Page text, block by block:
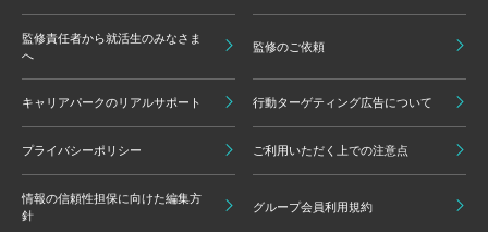
監修責任者から就活生のみなさま
へ
監修のご依頼
キャリアパークのリアルサポート 行動ターゲティング広告について
プライバシーポリシー ご利用いただく上での注意点
情報の信頼性担保に向けた編集方
針
グループ会員利用規約